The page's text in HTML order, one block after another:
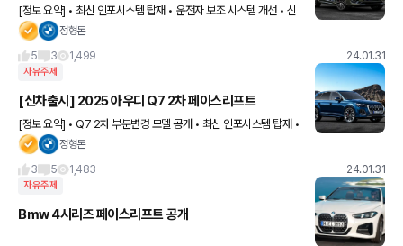
[정보 요약] • 최신 인포시스템 탑재 • 운전자 보조 시스템 개선 • 신
형 HD 매트릭스 LED 헤드램프 적용 • 리어 OLED 테일램프 탑재 •
정형돈
5
3 1,499 24.01.31
자유주제
[신차출시] 2025 아우디 Q7 2차 페이스리프트
[정보 요약] • Q7 2차 부분변경 모델 공개 • 최신 인포시스템 탑재 •
운전자 보조 시스템 개선 • 신형 HD 매트릭스 LED 헤드램프 적용 •
정형돈
3
5 1,483 24.01.31
자유주제
Bmw 4시리즈 페이스리프트 공개